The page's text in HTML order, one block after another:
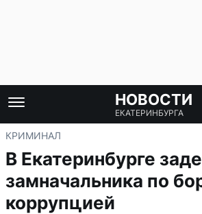
НОВОСТИ
ЕКАТЕРИНБУРГА
КРИМИНАЛ
В Екатеринбурге
замначальника по
коррупцией